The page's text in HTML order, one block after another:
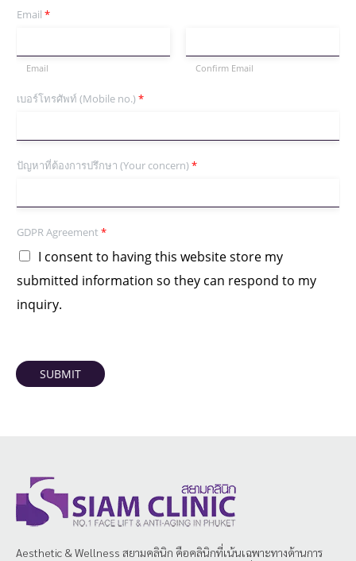
Email *
Email Confirm Email
เบอร์โทรศัพท์ (Mobile no.)*
ปัญหาที่ต้องการปรึกษา (Your concern)*
GDPR Agreement *
I consent to having this website store my
submitted information so they can respond to my
inquiry.
SUBMIT
Aesthetic & Wellness สยามคลินิก คือคลินิกที่เน้นเฉพาะทางด้านการ